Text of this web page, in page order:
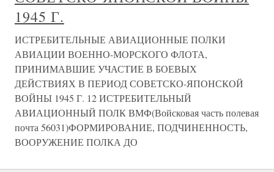
1945 Г.
ИСТРЕБИТЕЛЬНЫЕ АВИАЦИОННЫЕ ПОЛКИ
АВИАЦИИ ВОЕННО-МОРСКОГО ФЛОТА,
ПРИНИМАВШИЕ УЧАСТИЕ В БОЕВЫХ
ДЕЙСТВИЯХ В ПЕРИОД СОВЕТСКО-ЯПОНСКОЙ
ВОЙНЫ 1945 Г. 12 ИСТРЕБИТЕЛЬНЫЙ
АВИАЦИОННЫЙ ПОЛК ВМФ(Войсковая часть полевая
почта 56031)ФОРМИРОВАНИЕ, ПОДЧИНЕННОСТЬ,
ВООРУЖЕНИЕ ПОЛКА ДО